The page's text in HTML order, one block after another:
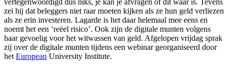
vertegenwoordigd dus niks, je kan je afvragen of dit waar is. Tevens
zei hij dat beleggers niet raar moeten kijken als ze hun geld verliezen
als ze erin investeren. Lagarde is het daar helemaal mee eens en
noemt het een ‘reëel risico’. Ook zijn de digitale munten volgens
haar gevoelig voor het witwassen van geld. Afgelopen vrijdag sprak
zij over de digitale munten tijdens een webinar georganiseerd door
het European University Institute.